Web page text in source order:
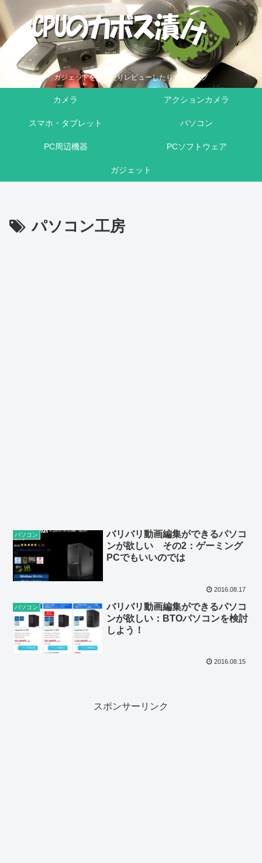
ガジェットを買ったりレビューしたりするブログ
カメラ アクションカメラ
スマホ・タブレット パソコン
PC周辺機器 PCソフトウェア
ガジェット
パソコン工房
パソコン
バリバリ動画編集ができるパソコ
ンが欲しい その2：ゲーミング
PCでもいいのでは
2016.08.17
パソコン
バリバリ動画編集ができるパソコ
ンが欲しい：BTOパソコンを検討
しよう！
2016.08.15
スポンサーリンク